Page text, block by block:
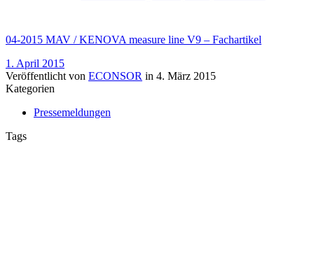
04-2015 MAV / KENOVA measure line V9 – Fachartikel
1. April 2015
Veröffentlicht von ECONSOR in 4. März 2015
Kategorien
Pressemeldungen
Tags